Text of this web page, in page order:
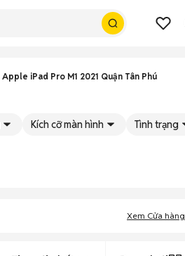
Apple iPad Pro M1 2021 Quận Tân Phú
Kích cỡ màn hình Tình trạng
Xem Cửa hàng